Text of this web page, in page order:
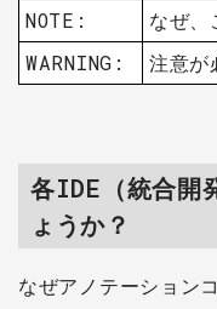
NOTE:
なぜ、
WARNING:
注意が
各IDE（統合開
ょうか？
なぜアノテーション